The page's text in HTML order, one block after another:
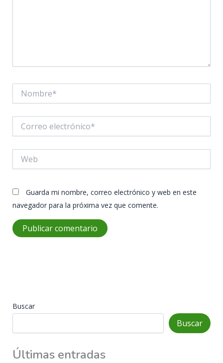
electrónico*
Guarda mi nombre, correo electrónico y web en este
navegador para la próxima vez que comente.
Buscar
Buscar
Últimas entradas